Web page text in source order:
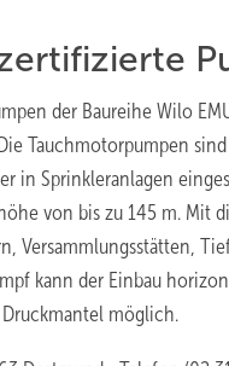
der Baureihe Wilo
Tauchmotorpumpen
in Sprinkleranlagen
von bis zu 145 m. Mit
Versammlungsstätten,
kann der Einbau
möglich.